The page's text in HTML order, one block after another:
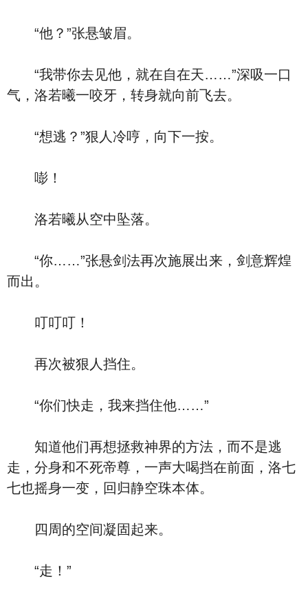
“他？”张悬皱眉。
“我带你去见他，就在自在天……”深吸一口
气，洛若曦一咬牙，转身就向前飞去。
“想逃？”狠人冷哼，向下一按。
嘭！
洛若曦从空中坠落。
“你……”张悬剑法再次施展出来，剑意辉煌
而出。
叮叮叮！
再次被狠人挡住。
“你们快走，我来挡住他……”
知道他们再想拯救神界的方法，而不是逃
走，分身和不死帝尊，一声大喝挡在前面，洛七
七也摇身一变，回归静空珠本体。
四周的空间凝固起来。
“走！”